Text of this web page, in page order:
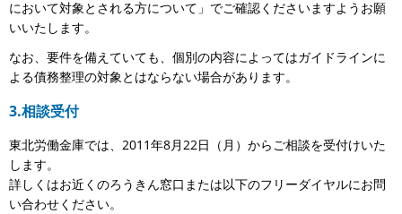
において対象とされる方について」でご確認くださいますようお願
いいたします。
なお、要件を備えていても、個別の内容によってはガイドラインに
よる債務整理の対象とはならない場合があります。
3.相談受付
東北労働金庫では、2011年8月22日（月）からご相談を受付けいた
します。
詳しくはお近くのろうきん窓口または以下のフリーダイヤルにお問
い合わせください。